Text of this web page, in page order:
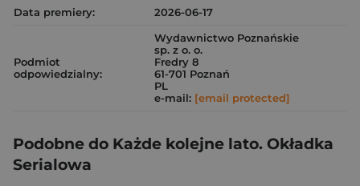
Data premiery:
2026-06-17
Podmiot
odpowiedzialny:
Wydawnictwo Poznańskie
sp. z o. o.
Fredry 8
61-701 Poznań
PL
e-mail: [email protected]
Podobne do Każde kolejne lato. Okładka
Serialowa